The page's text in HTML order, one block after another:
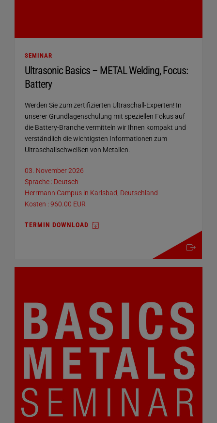
SEMINAR
Ultrasonic Basics – METAL Welding, Focus:
Battery
Werden Sie zum zertifizierten Ultraschall-Experten! In
unserer Grundlagenschulung mit speziellen Fokus auf
die Battery-Branche vermitteln wir Ihnen kompakt und
verständlich die wichtigsten Informationen zum
Ultraschallschweißen von Metallen.
03. November 2026
Sprache : Deutsch
Herrmann Campus in Karlsbad, Deutschland
Kosten : 960.00 EUR
TERMIN DOWNLOAD
mehr details